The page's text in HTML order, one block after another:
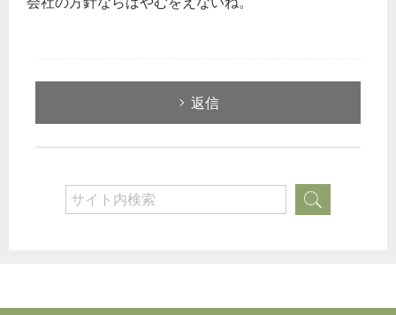
返信
企業法務
秘書のノウハウ
次へ